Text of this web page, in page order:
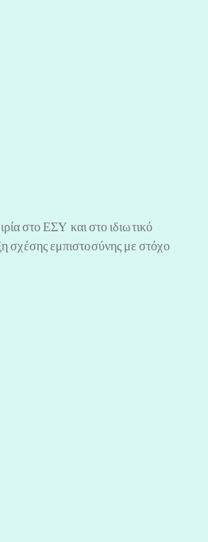
στο ΕΣΥ και στο ιδιωτικό
σχέσης εμπιστοσύνης με στόχο